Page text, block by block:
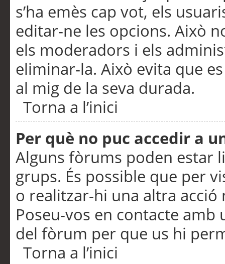
s’ha emès cap vot, els
editar-ne les opcions. Això
els moderadors i els
eliminar-la. Això evita que
al mig de la seva durada.
Torna a l’inici
Per què no puc accedir a
Alguns fòrums poden estar
grups. És possible que per
o realitzar-hi una altra acció
Poseu-vos en contacte
del fòrum per que us hi
Torna a l’inici